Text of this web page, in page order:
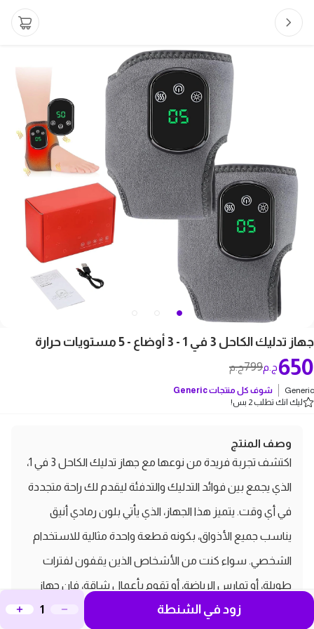
جهاز تدليك الكاحل 3 في 1 - 3 أوضاع - 5 مستويات حرارة
799ج.م 650ج.م
Generic شوف كل منتجاتGeneric
ليك انك تطلب 2 بس!
وصف المنتج
اكتشف تجربة فريدة من نوعها مع جهاز تدليك الكاحل 3 في 1،
الذي يجمع بين فوائد التدليك والتدفئة ليقدم لك راحة متجددة
في أي وقت. يتميز هذا الجهاز، الذي يأتي بلون رمادي أنيق
يناسب جميع الأذواق، بكونه قطعة واحدة مثالية للاستخدام
الشخصي. سواء كنت من الأشخاص الذين يقفون لفترات
طويلة، أو تمارس الرياضة، أو تقوم بأعمال شاقة، فإن جهاز
تدليك الكاحل يوفر لك 3 أوضاع تدليك مختلفة و5 مستويات زود في الشنطة